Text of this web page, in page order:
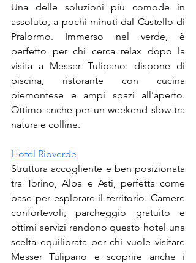
Una delle soluzioni più comode in
assoluto, a pochi minuti dal Castello di
Pralormo. Immerso nel verde, è
perfetto per chi cerca relax dopo la
visita a Messer Tulipano: dispone di
piscina, ristorante con cucina
piemontese e ampi spazi all’aperto.
Ottimo anche per un weekend slow tra
natura e colline.
Hotel Rioverde
Struttura accogliente e ben posizionata
tra Torino, Alba e Asti, perfetta come
base per esplorare il territorio. Camere
confortevoli, parcheggio gratuito e
ottimi servizi rendono questo hotel una
scelta equilibrata per chi vuole visitare
Messer Tulipano e scoprire anche i